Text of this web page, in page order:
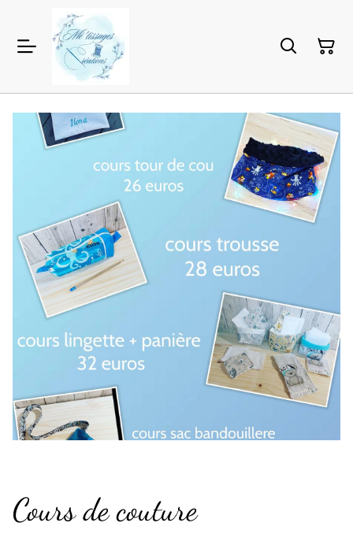
Cours de couture